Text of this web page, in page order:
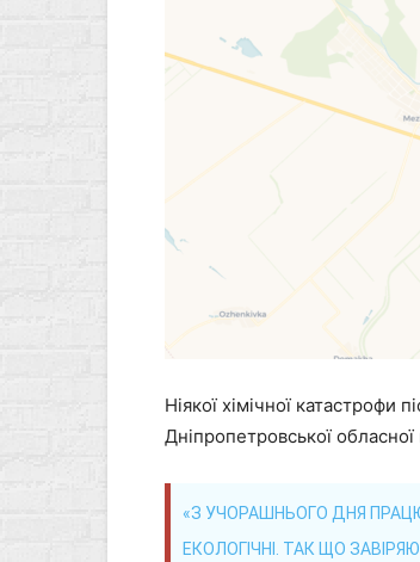
Ніякої хімічної катастрофи
Дніпропетровської обласної
«З УЧОРАШНЬОГО ДНЯ
ЕКОЛОГІЧНІ. ТАК ЩО